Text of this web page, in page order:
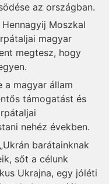
az országban.
Moszkal
magyar
megtesz, hogy
a magyar állam
támogatást és
nehéz években.
barátainknak
sőt a célunk
Ukrajna, egy jóléti